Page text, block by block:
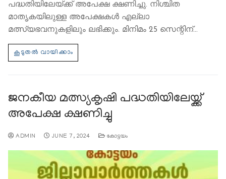
പദ്ധതിയിലേയ്ക്ക് അപേക്ഷ ക്ഷണിച്ചു. നിശ്ചിത
മാതൃകയിലുള്ള അപേക്ഷകള്‍ എല്ലാ
മത്സ്യഭവനുകളിലും ലഭിക്കും. മിനിമം 25 സെന്റിന്…
ജനകീയ മത്സ്യകൃഷി പദ്ധതിയിലേയ്ക്ക്
അപേക്ഷ ക്ഷണിച്ചു
ADMIN JUNE 7, 2024 കോട്ടയം